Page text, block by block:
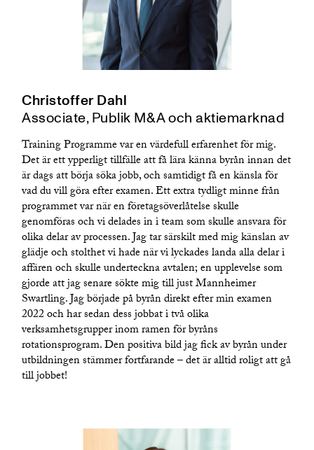
Christoffer Dahl
Associate, Publik M&A och aktiemarknad
Training Programme var en värdefull erfarenhet för mig.
Det är ett ypperligt tillfälle att få lära känna byrån innan det
är dags att börja söka jobb, och samtidigt få en känsla för
vad du vill göra efter examen. Ett extra tydligt minne från
programmet var när en företagsöverlåtelse skulle
genomföras och vi delades in i team som skulle ansvara för
olika delar av processen. Jag tar särskilt med mig känslan av
glädje och stolthet vi hade när vi lyckades landa alla delar i
affären och skulle underteckna avtalen; en upplevelse som
gjorde att jag senare sökte mig till just Mannheimer
Swartling. Jag började på byrån direkt efter min examen
2022 och har sedan dess jobbat i två olika
verksamhetsgrupper inom ramen för byråns
rotationsprogram. Den positiva bild jag fick av byrån under
utbildningen stämmer fortfarande – det är alltid roligt att gå
till jobbet!